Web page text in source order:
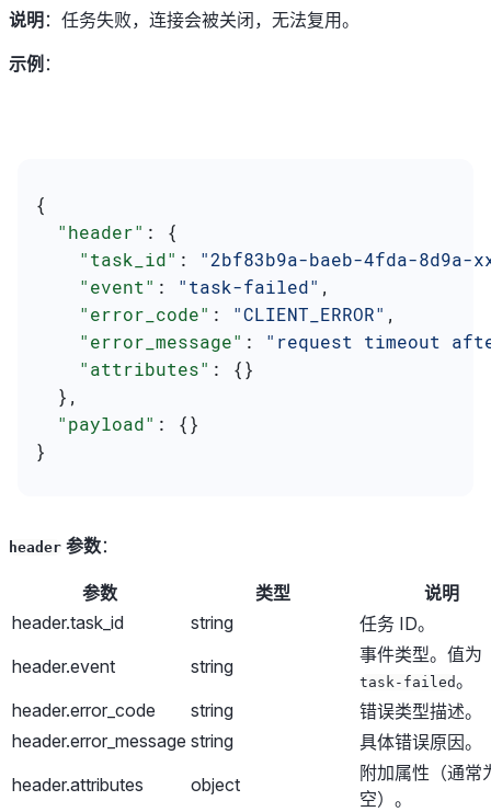
说明 ：任务失败，连接会被关闭，无法复用。
示例 ：
{
  "header"
: {
    "task_id"
: "2bf83b9a-baeb-4fda-8d9a-
    "event"
: "task-failed" ,
    "error_code"
: "CLIENT_ERROR" ,
    "error_message"
: "request timeout
    "attributes"
: {}
  },
  "payload"
: {}
}
header 参数：
参数 类型
说明
header.task_id
string
任务 ID。
header.event
string
事件类型。值为
task-failed。
header.error_code
string
错误类型描述。
header.error_message string
具体错误原因。
header.attributes
object
附加属性（通常
空）。